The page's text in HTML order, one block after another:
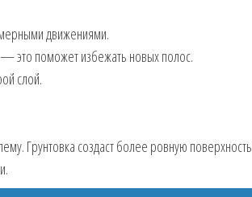
движениями.
это поможет избежать новых полос.
слой.
Грунтовка создаст более ровную поверхность